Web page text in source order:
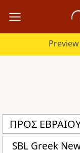
SBL Greek